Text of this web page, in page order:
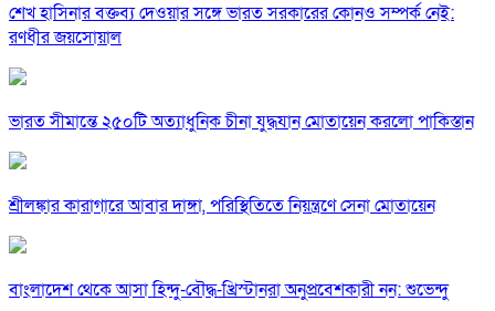
শেখ হাসিনার বক্তব্য দেওয়ার সঙ্গে ভারত সরকারের কোনও সম্পর্ক নেই:
রণধীর জয়সোয়াল
ভারত সীমান্তে ২৫০টি অত্যাধুনিক চীনা যুদ্ধযান মোতায়েন করলো পাকিস্তান
শ্রীলঙ্কার কারাগারে আবার দাঙ্গা, পরিস্থিতিতে নিয়ন্ত্রণে সেনা মোতায়েন
বাংলাদেশ থেকে আসা হিন্দু-বৌদ্ধ-খ্রিস্টানরা অনুপ্রবেশকারী নন: শুভেন্দু